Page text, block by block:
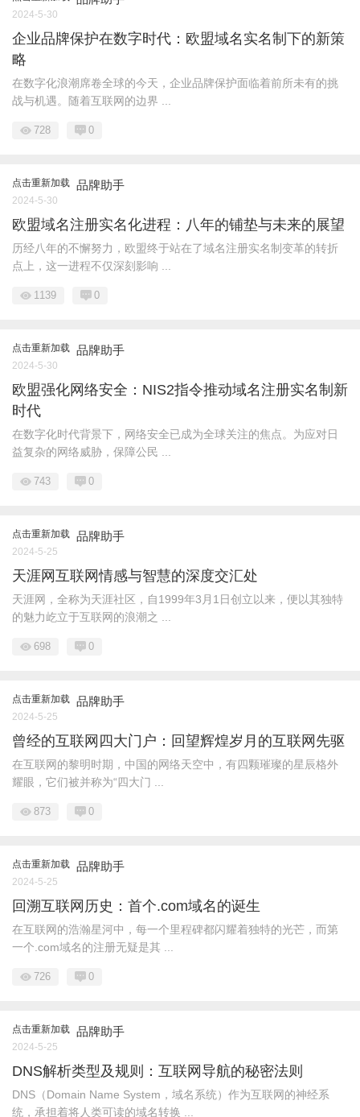
2024-5-30
企业品牌保护在数字时代：欧盟域名实名制下的新策
略
在数字化浪潮席卷全球的今天，企业品牌保护面临着前所未有的挑
战与机遇。随着互联网的边界 ...
728 0
点击重新加载 品牌助手
2024-5-30
欧盟域名注册实名化进程：八年的铺垫与未来的展望
历经八年的不懈努力，欧盟终于站在了域名注册实名制变革的转折
点上，这一进程不仅深刻影响 ...
1139 0
点击重新加载 品牌助手
2024-5-30
欧盟强化网络安全：NIS2指令推动域名注册实名制新
时代
在数字化时代背景下，网络安全已成为全球关注的焦点。为应对日
益复杂的网络威胁，保障公民 ...
743 0
点击重新加载 品牌助手
2024-5-25
天涯网互联网情感与智慧的深度交汇处
天涯网，全称为天涯社区，自1999年3月1日创立以来，便以其独特
的魅力屹立于互联网的浪潮之 ...
698 0
点击重新加载 品牌助手
2024-5-25
曾经的互联网四大门户：回望辉煌岁月的互联网先驱
在互联网的黎明时期，中国的网络天空中，有四颗璀璨的星辰格外
耀眼，它们被并称为“四大门 ...
873 0
点击重新加载 品牌助手
2024-5-25
回溯互联网历史：首个.com域名的诞生
在互联网的浩瀚星河中，每一个里程碑都闪耀着独特的光芒，而第
一个.com域名的注册无疑是其 ...
726 0
点击重新加载 品牌助手
2024-5-25
DNS解析类型及规则：互联网导航的秘密法则
DNS（Domain Name System，域名系统）作为互联网的神经系
统，承担着将人类可读的域名转换 ...